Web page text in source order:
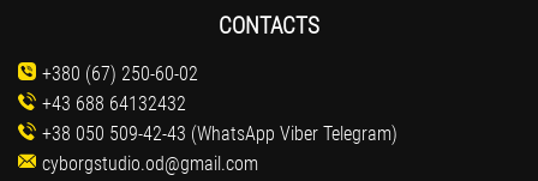
CONTACTS
+380 (67) 250-60-02
+43 688 64132432
+38 050 509-42-43 (WhatsApp Viber Telegram)
cyborgstudio.od@gmail.com